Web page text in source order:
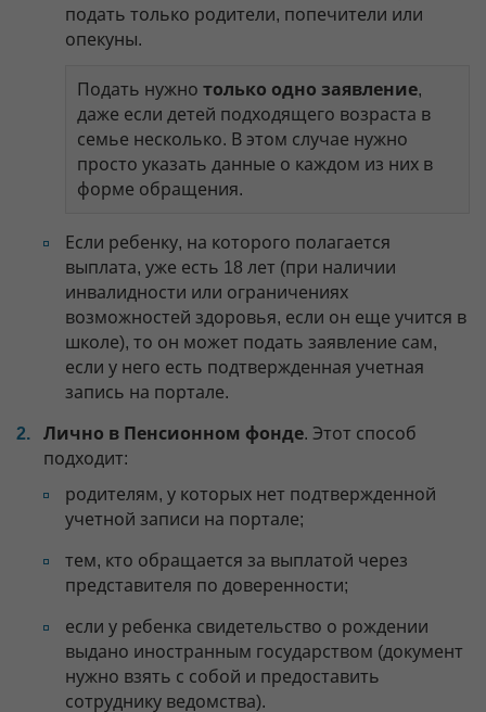
подать только родители, попечители или
опекуны.
Подать нужно только одно заявление,
даже если детей подходящего возраста в
семье несколько. В этом случае нужно
просто указать данные о каждом из них в
форме обращения.
Если ребенку, на которого полагается
выплата, уже есть 18 лет (при наличии
инвалидности или ограничениях
возможностей здоровья, если он еще учится в
школе), то он может подать заявление сам,
если у него есть подтвержденная учетная
запись на портале.
Лично в Пенсионном фонде. Этот способ
подходит:
родителям, у которых нет подтвержденной
учетной записи на портале;
тем, кто обращается за выплатой через
представителя по доверенности;
если у ребенка свидетельство о рождении
выдано иностранным государством (документ
нужно взять с собой и предоставить
сотруднику ведомства).